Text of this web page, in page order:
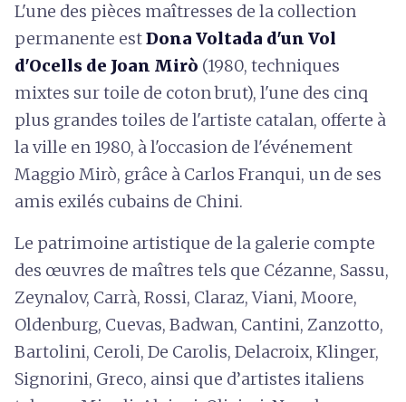
L'une des pièces maîtresses de la collection
permanente estDona Voltada d'un Vol
d'Ocells de Joan Mirò (1980, techniques
mixtes sur toile de coton brut), l'une des cinq
plus grandes toiles de l'artiste catalan, offerte à
la ville en 1980, à l'occasion de l'événement
Maggio Mirò, grâce à Carlos Franqui, un de ses
amis exilés cubains de Chini.
Le patrimoine artistique de la galerie compte
des œuvres de maîtres tels que Cézanne, Sassu,
Zeynalov, Carrà, Rossi, Claraz, Viani, Moore,
Oldenburg, Cuevas, Badwan, Cantini, Zanzotto,
Bartolini, Ceroli, De Carolis, Delacroix, Klinger,
Signorini, Greco, ainsi que d’artistes italiens